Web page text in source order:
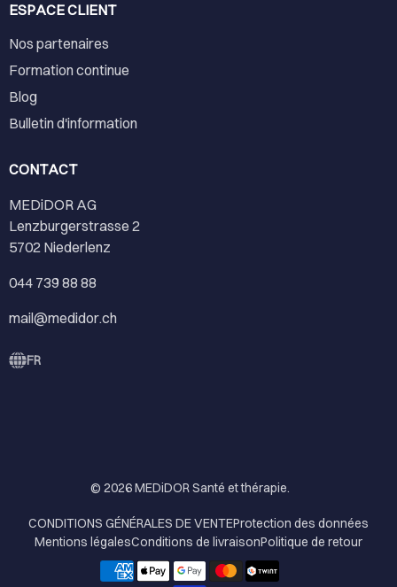
ESPACE CLIENT
Nos partenaires
Formation continue
Blog
Bulletin d'information
CONTACT
MEDiDOR AG
Lenzburgerstrasse 2
5702 Niederlenz
044 739 88 88
mail@medidor.ch
FR
© 2026MEDiDOR Santé et thérapie.
CONDITIONS GÉNÉRALES DE VENTEProtection des données
Mentions légalesConditions de livraisonPolitique de retour